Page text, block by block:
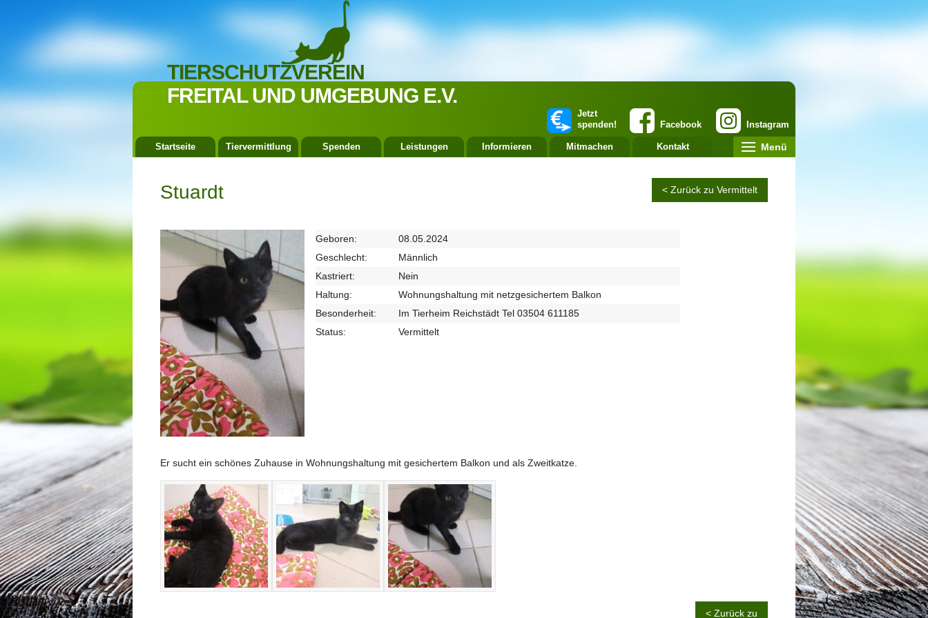
TIERSCHUTZVEREIN
FREITAL UND UMGEBUNG E.V.
Instagram
Facebook
Jetzt
spenden!
Startseite Tiervermittlung Spenden Leistungen Informieren Mitmachen Kontakt Menü
Stuardt < Zurück zu Vermittelt
Geboren:
08.05.2024
Geschlecht:
Männlich
Kastriert:
Nein
Haltung:
Wohnungshaltung mit netzgesichertem Balkon
Besonderheit:
Im Tierheim Reichstädt Tel 03504 611185
Status:
Vermittelt
Er sucht ein schönes Zuhause in Wohnungshaltung mit gesichertem Balkon und als Zweitkatze.
< Zurück zu